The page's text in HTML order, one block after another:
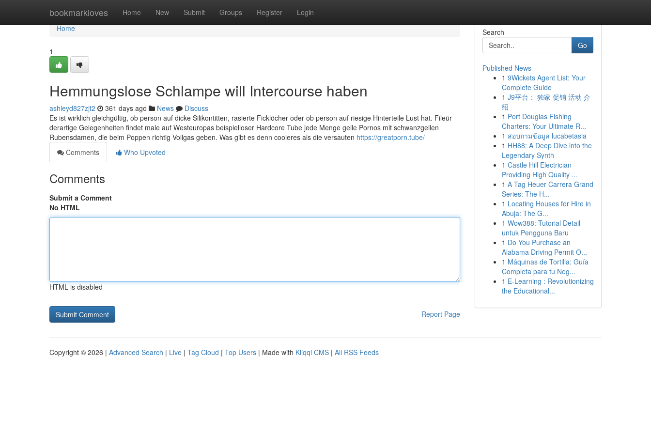
bookmarkloves Home New Submit Groups Register Login
Home
Home
1
Hemmungslose Schlampe will Intercourse haben
ashleyd827zjt2 361 days ago News
Discuss
Es ist wirklich gleichgültig, ob person auf dicke Silikontitten, rasierte Ficklöcher oder ob person auf riesige Hinterteile Lust hat. Fileür
derartige Gelegenheiten findet male auf Westeuropas beispielloser Hardcore Tube jede Menge geile Pornos mit schwanzgeilen
Rubensdamen, die beim Poppen richtig Vollgas geben. Was gibt es denn cooleres als die versauten https://greatporn.tube/
Comments
Who Upvoted
Comments
Submit a Comment
No HTML
HTML is disabled
Report Page
Search
Go
Published News
1 9Wickets Agent List: Your
Complete Guide
1 J9平台： 独家 促销 活动 介
绍
1 Port Douglas Fishing
Charters: Your Ultimate R...
1 สอบถามข้อมูล lucabetasia
1 HH88: A Deep Dive into the
Legendary Synth
1 Castle Hill Electrician
Providing High Quality ...
1 A Tag Heuer Carrera Grand
Series: The H...
1 Locating Houses for Hire in
Abuja: The G...
1 Wow388: Tutorial Detail
untuk Pengguna Baru
1 Do You Purchase an
Alabama Driving Permit O...
1 Máquinas de Tortilla: Guía
Completa para tu Neg...
1 E-Learning : Revolutionizing
the Educational...
Copyright © 2026 | Advanced Search | Live | Tag Cloud | Top Users | Made with Kliqqi CMS | All RSS Feeds